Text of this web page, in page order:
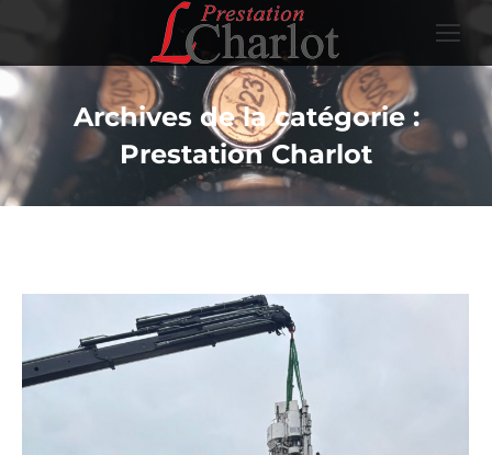
Archives de la catégorie :
Prestation Charlot